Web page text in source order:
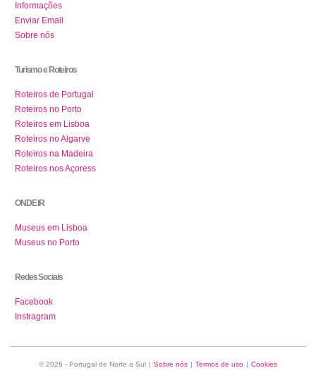
Informações
Enviar Email
Sobre nós
Turismo e Roteiros
Roteiros de Portugal
Roteiros no Porto
Roteiros em Lisboa
Roteiros no Algarve
Roteiros na Madeira
Roteiros nos Açoress
ONDE IR
Museus em Lisboa
Museus no Porto
Redes Sociais
Facebook
Instragram
© 2026 - Portugal de Norte a Sul | Sobre nós | Termos de uso | Cookies